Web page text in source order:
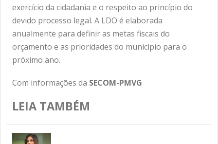
exercício da cidadania e o respeito ao princípio do
devido processo legal. A LDO é elaborada
anualmente para definir as metas fiscais do
orçamento e as prioridades do município para o
próximo ano.
Com informações da SECOM-PMVG
LEIA TAMBÉM